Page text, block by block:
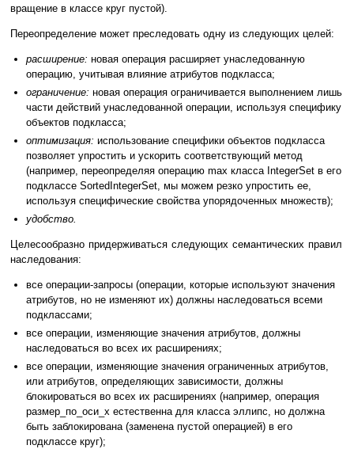
вращение в классе круг пустой).
Переопределение может преследовать одну из следующих целей:
расширение: новая операция расширяет унаследованную
операцию, учитывая влияние атрибутов подкласса;
ограничение: новая операция ограничивается выполнением лишь
части действий унаследованной операции, используя специфику
объектов подкласса;
оптимизация: использование специфики объектов подкласса
позволяет упростить и ускорить соответствующий метод
(например, переопределяя операцию max класса IntegerSet в его
подклассе SortedIntegerSet, мы можем резко упростить ее,
используя специфические свойства упорядоченных множеств);
удобство.
Целесообразно придерживаться следующих семантических правил
наследования:
все операции-запросы (операции, которые используют значения
атрибутов, но не изменяют их) должны наследоваться всеми
подклассами;
все операции, изменяющие значения атрибутов, должны
наследоваться во всех их расширениях;
все операции, изменяющие значения ограниченных атрибутов,
или атрибутов, определяющих зависимости, должны
блокироваться во всех их расширениях (например, операция
размер_по_оси_x естественна для класса эллипс, но должна
быть заблокирована (заменена пустой операцией) в его
подклассе круг);